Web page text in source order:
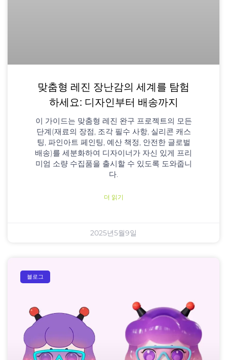
맞춤형 레진 장난감의 세계를 탐험
하세요: 디자인부터 배송까지
이 가이드는 맞춤형 레진 완구 프로젝트의 모든
단계(재료의 장점, 조각 필수 사항, 실리콘 캐스
팅, 파인아트 페인팅, 예산 책정, 안전한 글로벌
배송)를 세분화하여 디자이너가 자신 있게 프리
미엄 소량 수집품을 출시할 수 있도록 도와줍니
다.
더 읽기
2025년5월9일
블로그